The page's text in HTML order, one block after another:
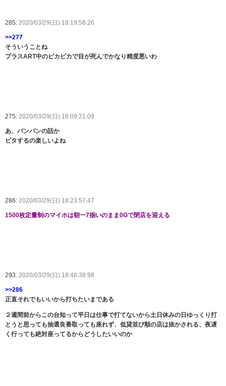
285: 2020/03/29(日) 18:19:58.26
>>277
そういうことね
プラスART中のピカピカで目が死んでかなり精度悪いわ
275: 2020/03/29(日) 18:09:21.09
あ、バンバンの話か
ビタするの楽しいよね
286: 2020/03/29(日) 18:23:57.47
1500枚定量制のマイホは朝一7揃いのまま0Gで閉店を迎える
293: 2020/03/29(日) 18:48:38.98
>>286
正直それでもいいから打ちたいまである
２週間前からこの台知って平日は仕事で打てないから土日休みの日ゆっくり打
とうと思っても抽選良番取っても座れず、低貸並び順の店は抜かされる、夜遅
く行っても絶対座ってるからどうしたいいのか